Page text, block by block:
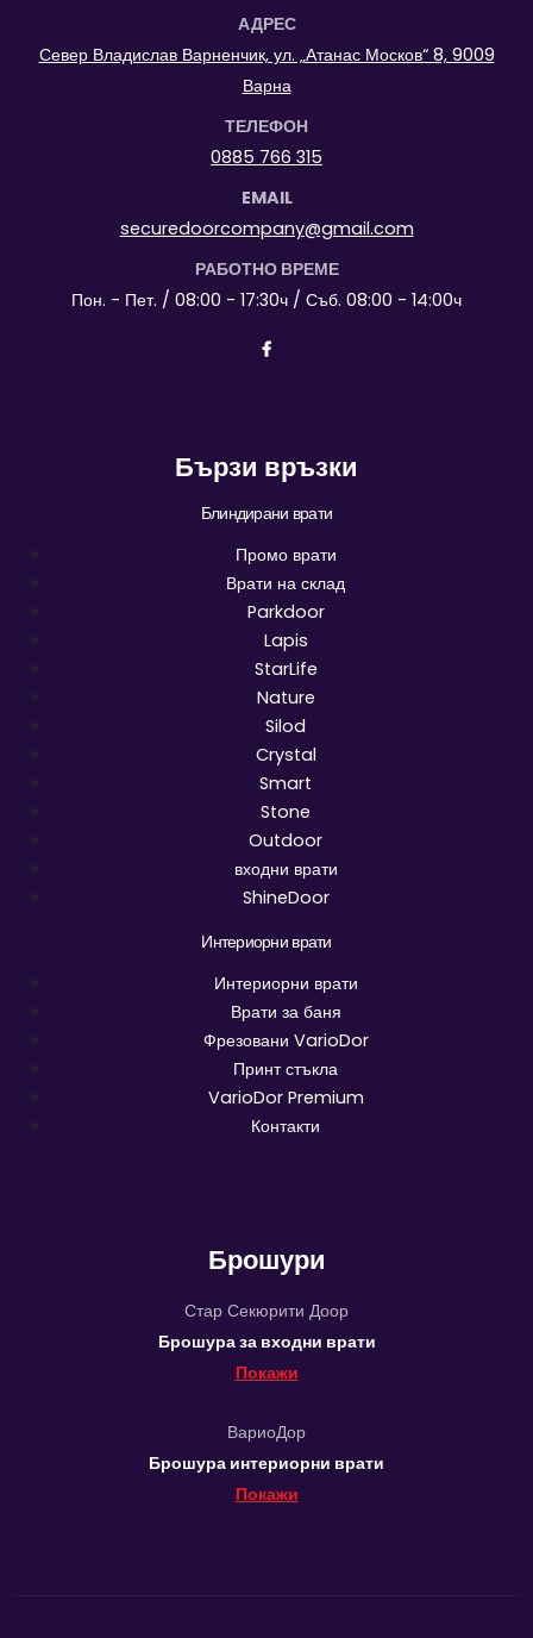
АДРЕС
Север Владислав Варненчик, ул. „Атанас Москов“ 8, 9009
Варна
ТЕЛЕФОН
0885 766 315
EMAIL
securedoorcompany@gmail.com
РАБОТНО ВРЕМЕ
Пон. - Пет. / 08:00 - 17:30ч / Съб. 08:00 - 14:00ч
Бързи връзки
Блиндирани врати
Промо врати
Врати на склад
Parkdoor
Lapis
StarLife
Nature
Silod
Crystal
Smart
Stone
Outdoor
входни врати
ShineDoor
Интериорни врати
Интериорни врати
Врати за баня
Фрезовани VarioDor
Принт стъкла
VarioDor Premium
Контакти
Брошури
Стар Секюрити Доор
Брошура за входни врати
Покажи
ВариоДор
Брошура интериорни врати
Покажи